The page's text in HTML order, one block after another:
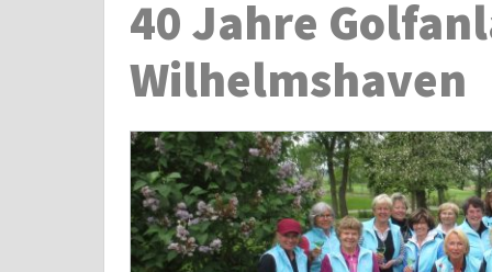
40 Jahre
Wilhelmshaven